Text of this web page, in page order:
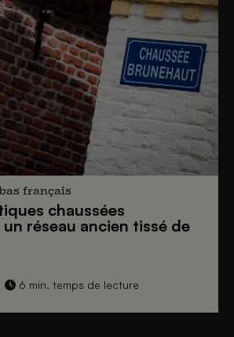
français
chaussées
un réseau ancien tissé de
6 min. temps de lecture